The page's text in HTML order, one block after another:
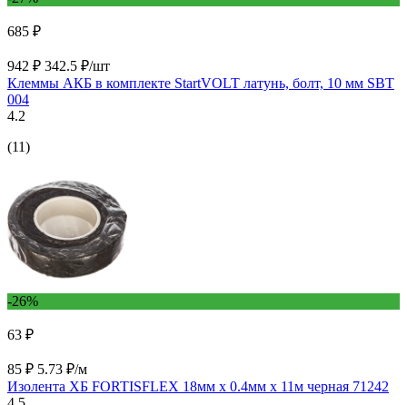
685 ₽
942 ₽ 342.5 ₽/шт
Клеммы АКБ в комплекте StartVOLT латунь, болт, 10 мм SBT
004
4.2
(11)
-26%
63 ₽
85 ₽ 5.73 ₽/м
Изолента ХБ FORTISFLEX 18мм х 0.4мм х 11м черная 71242